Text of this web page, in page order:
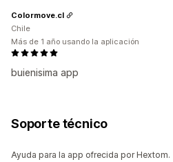
buienisima app
Colormove.cl
Chile
Más de 1 año usando la aplicación
Soporte técnico
Ayuda para la app ofrecida por Hextom.